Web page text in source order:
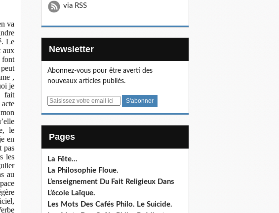
va
Le
aux
font
,
je
fait
le
en
pas
les
au
via RSS
Newsletter
Abonnez-vous pour être averti des
nouveaux articles publiés.
E
Pages
La Fête…
La Philosophie Floue.
L’enseignement Du Fait Religieux Dans
L’école Laïque.
Les Mots Des Cafés Philo. Le Suicide.